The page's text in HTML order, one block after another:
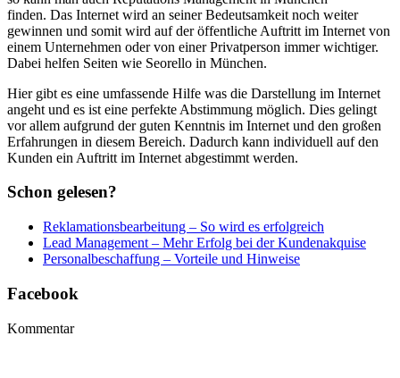
finden. Das Internet wird an seiner Bedeutsamkeit noch weiter
gewinnen und somit wird auf der öffentliche Auftritt im Internet von
einem Unternehmen oder von einer Privatperson immer wichtiger.
Dabei helfen Seiten wie Seorello in München.
Hier gibt es eine umfassende Hilfe was die Darstellung im Internet
angeht und es ist eine perfekte Abstimmung möglich. Dies gelingt
vor allem aufgrund der guten Kenntnis im Internet und den großen
Erfahrungen in diesem Bereich. Dadurch kann individuell auf den
Kunden ein Auftritt im Internet abgestimmt werden.
Schon gelesen?
Reklamationsbearbeitung – So wird es erfolgreich
Lead Management – Mehr Erfolg bei der Kundenakquise
Personalbeschaffung – Vorteile und Hinweise
Facebook
Kommentar